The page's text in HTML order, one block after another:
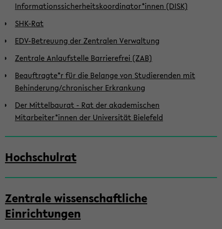
Informationssicherheitskoordinator*innen (DISK)
SHK-Rat
EDV-Betreuung der Zentralen Verwaltung
Zentrale Anlaufstelle Barrierefrei (ZAB)
Beauftragte*r für die Belange von Studierenden mit
Behinderung/chronischer Erkrankung
Der Mittelbaurat - Rat der akademischen
Mitarbeiter*innen der Universität Bielefeld
Hochschulrat
Zentrale wissenschaftliche
Einrichtungen